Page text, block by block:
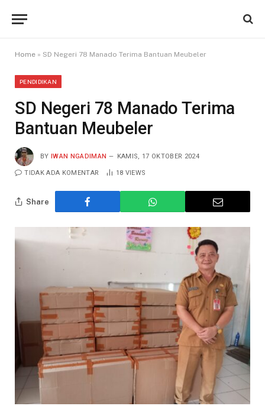
Home » SD Negeri 78 Manado Terima Bantuan Meubeler
PENDIDIKAN
SD Negeri 78 Manado Terima
Bantuan Meubeler
BY IWAN NGADIMAN KAMIS, 17 OKTOBER 2024
TIDAK ADA KOMENTAR 18 VIEWS
Share